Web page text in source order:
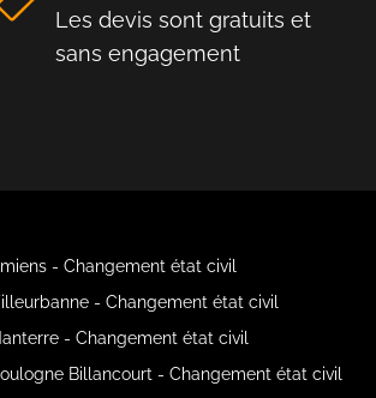
Les devis sont gratuits et
sans engagement
- Changement état civil
- Changement état civil
- Changement état civil
Billancourt - Changement état civil